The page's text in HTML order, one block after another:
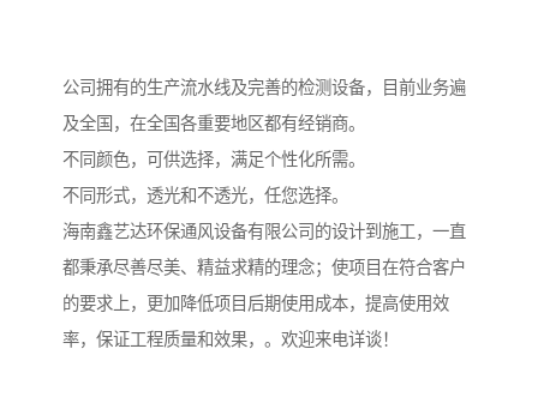
公司拥有的生产流水线及完善的检测设备，目前业务遍
及全国，在全国各重要地区都有经销商。
不同颜色，可供选择，满足个性化所需。
不同形式，透光和不透光，任您选择。
海南鑫艺达环保通风设备有限公司的设计到施工，一直
都秉承尽善尽美、精益求精的理念；使项目在符合客户
的要求上，更加降低项目后期使用成本，提高使用效
率，保证工程质量和效果，。欢迎来电详谈！